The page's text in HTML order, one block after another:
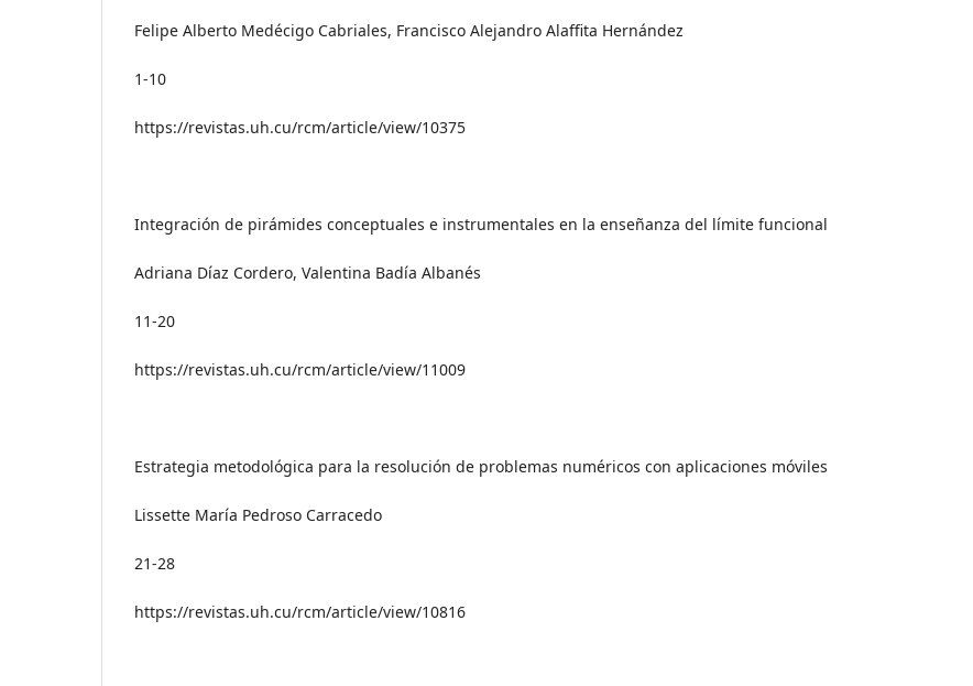
Felipe Alberto Medécigo Cabriales, Francisco Alejandro Alaffita Hernández
1-10
https://revistas.uh.cu/rcm/article/view/10375
Integración de pirámides conceptuales e instrumentales en la enseñanza del límite funcional
Adriana Díaz Cordero, Valentina Badía Albanés
11-20
https://revistas.uh.cu/rcm/article/view/11009
Estrategia metodológica para la resolución de problemas numéricos con aplicaciones móviles
Lissette María Pedroso Carracedo
21-28
https://revistas.uh.cu/rcm/article/view/10816